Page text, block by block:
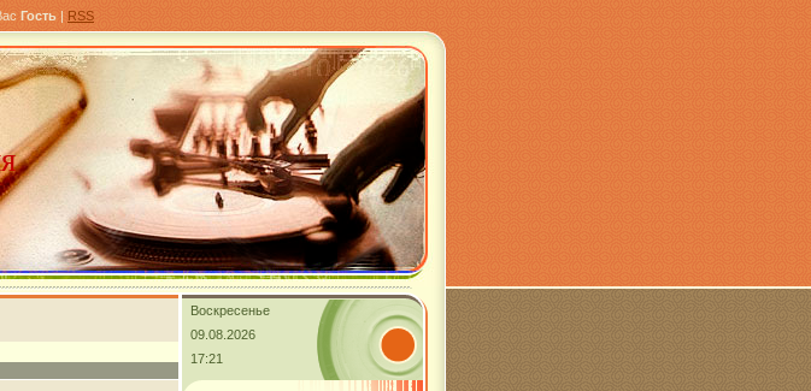
Гость | RSS
Воскресенье
09.08.2026
17:21